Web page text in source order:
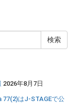
2026年8月7日
はJ-STAGEで公